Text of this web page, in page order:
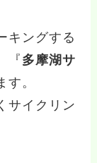
キングする
『 多摩湖サ
す。
サイクリン